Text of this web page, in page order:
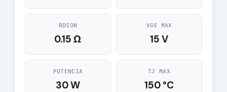
RDSON
0.15 Ω
VGS MAX
15 V
POTENCIA
30 W
TJ MAX
150 °C